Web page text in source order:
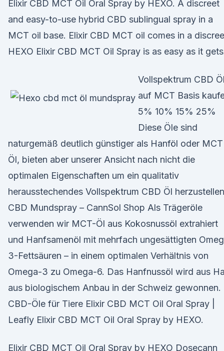
Elixir CBD MCT Oil Oral Spray by HEXO. A discreet
and easy-to-use hybrid CBD sublingual spray in a
MCT oil base. Elixir CBD MCT oil comes in a
HEXO Elixir CBD MCT Oil Spray is as easy as it
Vollspektrum CBD
auf MCT Basis
5% 10% 15% 25%
Diese Öle sind
naturgemäß deutlich günstiger als Hanföl oder MCT
Öl, bieten aber unserer Ansicht nach nicht die
optimalen Eigenschaften um ein qualitativ
herausstechendes Vollspektrum CBD Öl
CBD Mundspray – CannSol Shop Als Trägeröle
verwenden wir MCT-Öl aus Kokosnussöl extrahiert
und Hanfsamenöl mit mehrfach ungesättigten
3-Fettsäuren – in einem optimalen Verhältnis von
Omega-3 zu Omega-6. Das Hanfnussöl wird aus
aus biologischem Anbau in der Schweiz gewonnen.
CBD-Öle für Tiere Elixir CBD MCT Oil Oral Spray |
Leafly Elixir CBD MCT Oil Oral Spray by HEXO.
Elixir CBD MCT Oil Oral Spray by HEXO Dosecann